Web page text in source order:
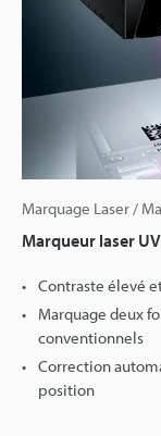
Marquage Laser /
Marqueur laser
Contraste élevé
Marquage deux
conventionnels
Correction
position